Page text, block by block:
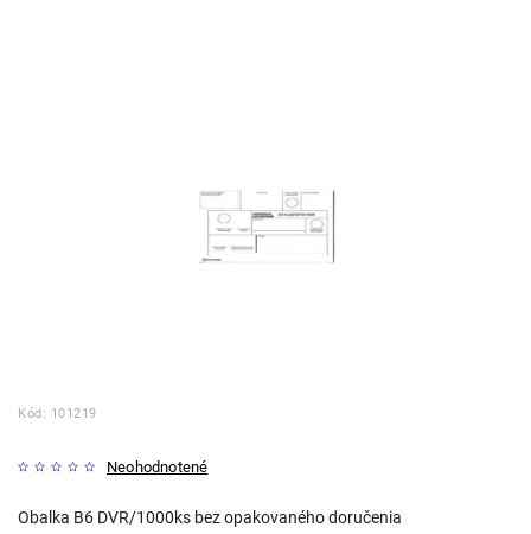
Kód: 101219
Neohodnotené
Obalka B6 DVR/1000ks bez opakovaného doručenia